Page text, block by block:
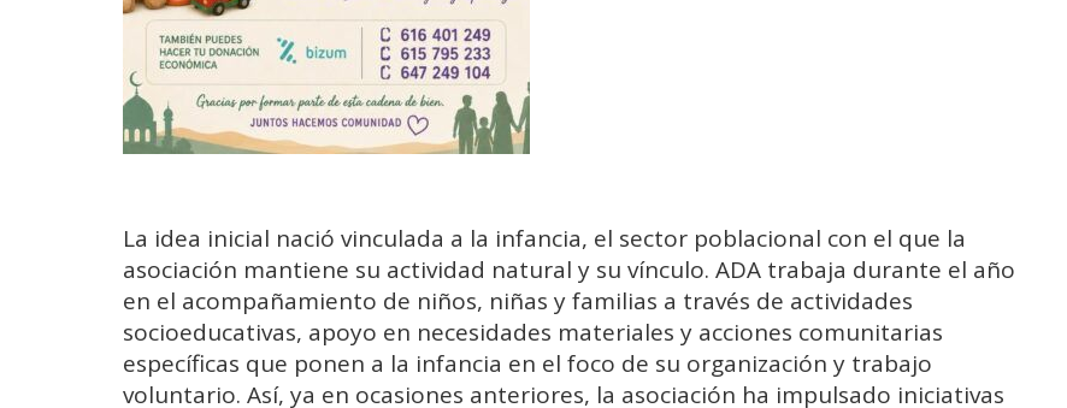
La idea inicial nació vinculada a la infancia, el sector poblacional con el que la
asociación mantiene su actividad natural y su vínculo. ADA trabaja durante el año
en el acompañamiento de niños, niñas y familias a través de actividades
socioeducativas, apoyo en necesidades materiales y acciones comunitarias
específicas que ponen a la infancia en el foco de su organización y trabajo
voluntario. Así, ya en ocasiones anteriores, la asociación ha impulsado iniciativas